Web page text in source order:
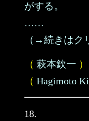
がする。
……
（→続きはク
（ 萩本欽一 ）
（ Hagimoto
18.